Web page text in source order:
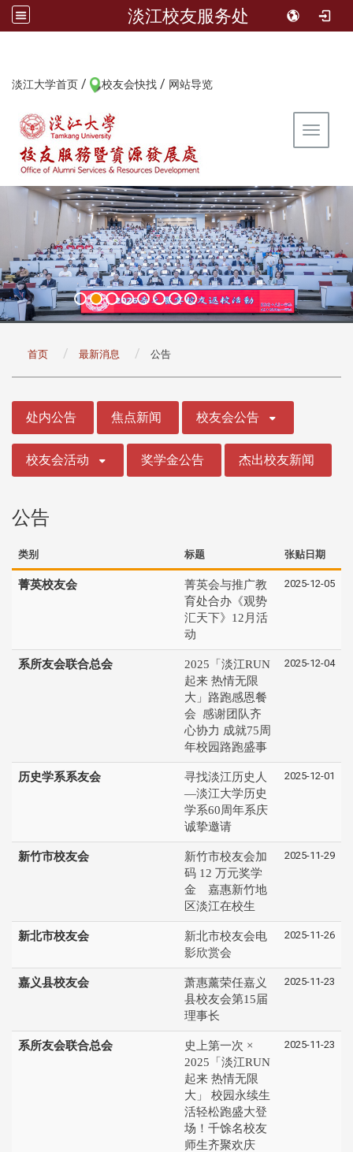
淡江校友服务处
淡江大学首页 / 校友会快找 / 网站导览
Toggle
首页 最新消息 公告
处内公告 焦点新闻 校友会公告
校友会活动 奖学金公告 杰出校友新闻
公告
类别 标题 张贴日期
菁英校友会
菁英会与推广教
育处合办《观势
汇天下》12月活
动
2025-12-05
系所友会联合总会
2025「淡江RUN
起来 热情无限
大」路跑感恩餐
会 感谢团队齐
心协力 成就75周
年校园路跑盛事
2025-12-04
历史学系系友会
寻找淡江历史人
—淡江大学历史
学系60周年系庆
诚挚邀请
2025-12-01
新竹市校友会
新竹市校友会加
码 12 万元奖学
金 嘉惠新竹地
区淡江在校生
2025-11-29
新北市校友会
新北市校友会电
影欣赏会
2025-11-26
嘉义县校友会
萧惠薰荣任嘉义
县校友会第15届
理事长
2025-11-23
系所友会联合总会
史上第一次 ×
2025「淡江RUN
起来 热情无限
大」 校园永续生
活轻松跑盛大登
场！千馀名校友
师生齐聚欢庆
2025-11-23